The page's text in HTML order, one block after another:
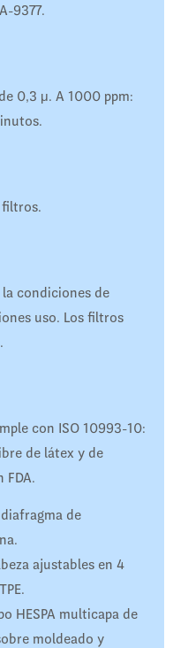
9377.
0,3 μ. A 1000 ppm:
filtros.
condiciones de
uso. Los filtros
con ISO 10993-10:
de látex y de
FDA.
de
ajustables en 4
HESPA multicapa de
moldeado y